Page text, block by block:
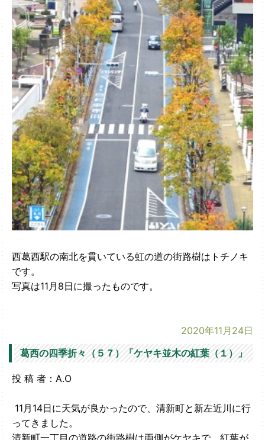
西葛西駅の南北を貫いている虹の道の街路樹はトチノキ
です。
写真は11月8日に撮ったものです。
2020年11月24日
葛西の四季折々（５７）「ケヤキ並木の紅葉（１）」
投 稿 者：A.O
11月14日に天気が良かったので、清新町と新左近川に行
ってきました。
清新町一丁目の道路の街路樹は両側がケヤキで、紅葉が